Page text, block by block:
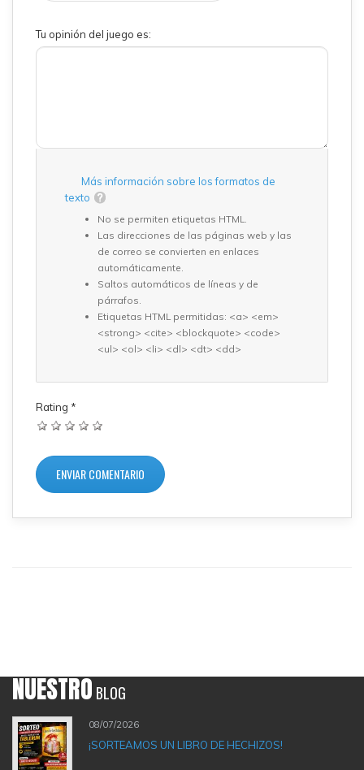
Tu opinión del juego es:
Más información sobre los formatos de
texto
No se permiten etiquetas HTML.
Las direcciones de las páginas web y las
de correo se convierten en enlaces
automáticamente.
Saltos automáticos de líneas y de
párrafos.
Etiquetas HTML permitidas: <a> <em>
<strong> <cite> <blockquote> <code>
<ul> <ol> <li> <dl> <dt> <dd>
Rating *
NUESTROBLOG
08/07/2026
¡SORTEAMOS UN LIBRO DE HECHIZOS!